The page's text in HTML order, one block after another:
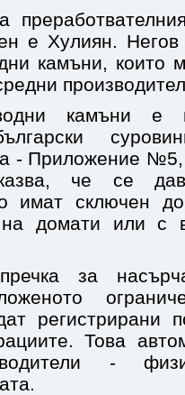
е Хулиян.
камъни, които
камъни е
- Приложение №5,
че се
имат сключен
на домати или с
за
регистрирани
Това
-